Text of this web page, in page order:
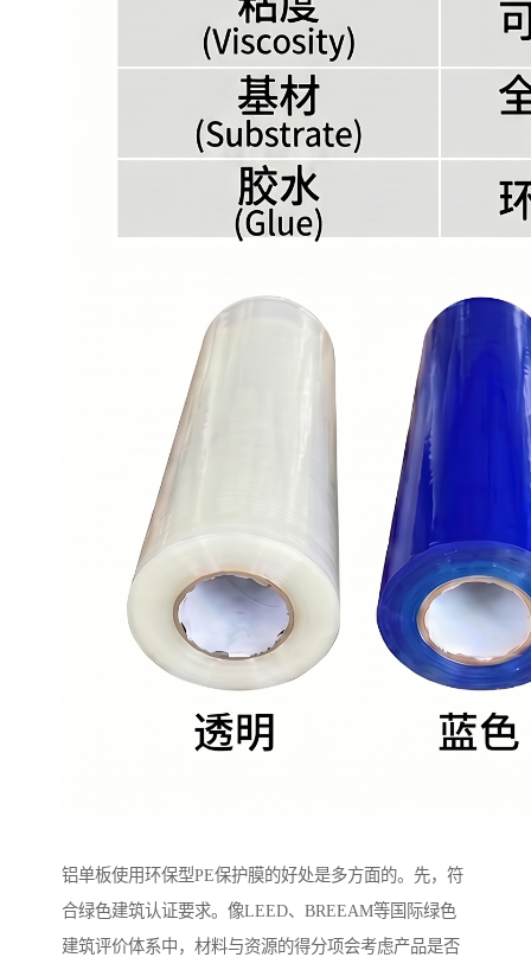
铝单板使用环保型PE保护膜的好处是多方面的。先，符
合绿色建筑认证要求。像LEED、BREEAM等国际绿色
建筑评价体系中，材料与资源的得分项会考虑产品是否